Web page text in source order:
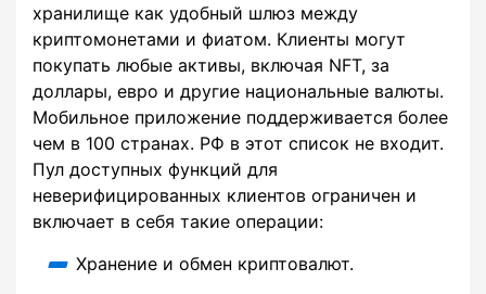
хранилище как удобный шлюз между
криптомонетами и фиатом. Клиенты могут
покупать любые активы, включая NFT, за
доллары, евро и другие национальные валюты.
Мобильное приложение поддерживается более
чем в 100 странах. РФ в этот список не входит.
Пул доступных функций для
неверифицированных клиентов ограничен и
включает в себя такие операции:
Хранение и обмен криптовалют.